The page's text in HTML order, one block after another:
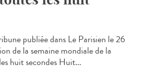
publiée dans Le Parisien le 26
de la semaine mondiale de la
huit secondes Huit...